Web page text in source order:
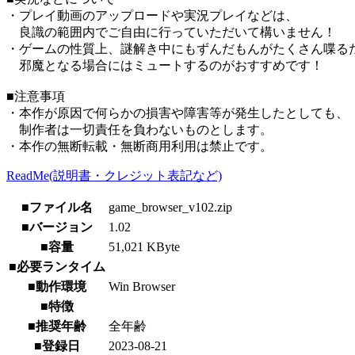
・プレイ動画のアップロードや実況プレイなどは、
良識の範囲内でご自由に行っていただいて構いません！
・ゲームの性質上、謎解き中にもずんだもんがたくさん喋る
邪魔となる場合にはミュートするのがおすすめです！
■注意事項
・本作が原因で何らかの損害や障害等が発生したとしても、
制作者は一切責任を負わないものとします。
・本作の無断転載・無断商用利用は禁止です。
ReadMe(説明書・クレジット表記など)
■ファイル名
game_browser_v102.zip
■バージョン
1.02
■容量
51,021 KByte
■必要ランタイム
■動作環境
Win Browser
■特徴
■推奨年齢
全年齢
■登録日
2023-08-21